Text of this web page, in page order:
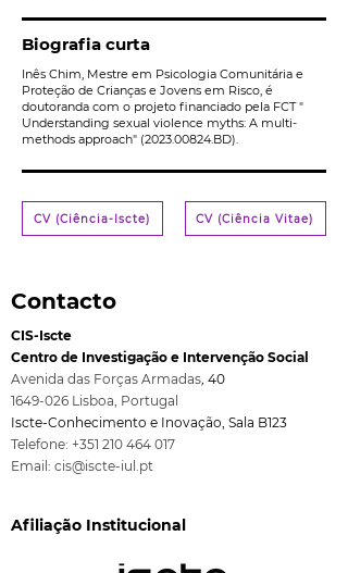
Biografia curta
Inês Chim, Mestre em Psicologia Comunitária e
Proteção de Crianças e Jovens em Risco, é
doutoranda com o projeto financiado pela FCT "
Understanding sexual violence myths: A multi-
methods approach" (2023.00824.BD).
CV (Ciência-Iscte) CV (Ciência Vitae)
Contacto
CIS-Iscte
Centro de Investigação e Intervenção Social
Avenida das Forças Armadas, 40
1649-026 Lisboa, Portugal
Iscte-Conhecimento e Inovação, Sala B123
Telefone: +351 210 464 017
Email: cis@iscte-iul.pt
Afiliação Institucional